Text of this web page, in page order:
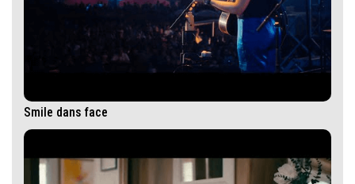
Smile dans face